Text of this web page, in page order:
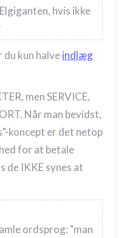
hvis ikke
du kun halveindlæg
men SERVICE,
Når man bevidst,
koncept er det netop
for at betale
de IKKE synes at
ordsprog: "man